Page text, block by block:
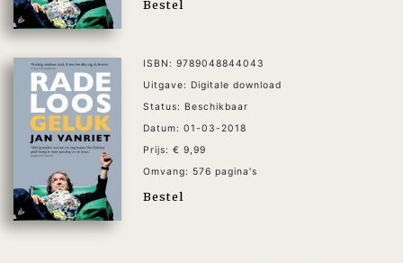
Bestel
ISBN: 9789048844043
Uitgave: Digitale download
Status: Beschikbaar
Datum: 01-03-2018
Prijs: € 9,99
Omvang: 576 pagina's
Bestel